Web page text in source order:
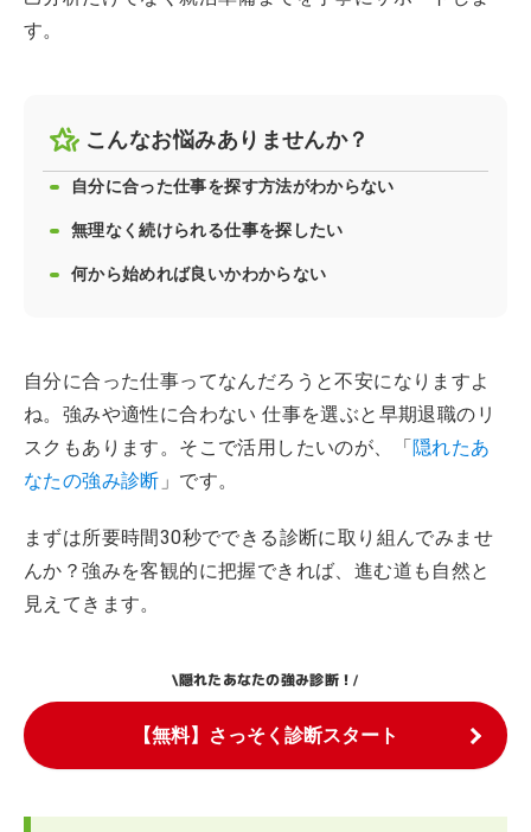
す。
こんなお悩みありませんか？
自分に合った仕事を探す方法がわからない
無理なく続けられる仕事を探したい
何から始めれば良いかわからない
自分に合った仕事ってなんだろうと不安になりますよ
ね。強みや適性に合わない 仕事を選ぶと早期退職のリ
スクもあります。そこで活用したいのが、「隠れたあ
なたの強み診断 」です。
まずは所要時間30秒でできる診断に取り組んでみませ
んか？強みを客観的に把握できれば、進む道も自然と
見えてきます。
\隠れたあなたの強み診断！/
【無料】さっそく診断スタート